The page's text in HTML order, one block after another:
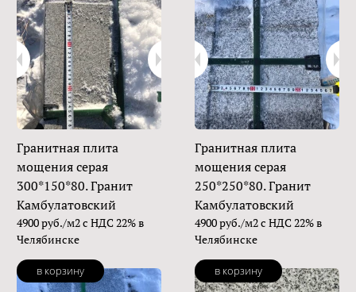
Гранитная плита
мощения серая
300*150*80. Гранит
Камбулатовский
4900 руб./м2 с НДС 22% в
Челябинске
в корзину
Гранитная плита
мощения серая
250*250*80. Гранит
Камбулатовский
4900 руб./м2 с НДС 22% в
Челябинске
в корзину